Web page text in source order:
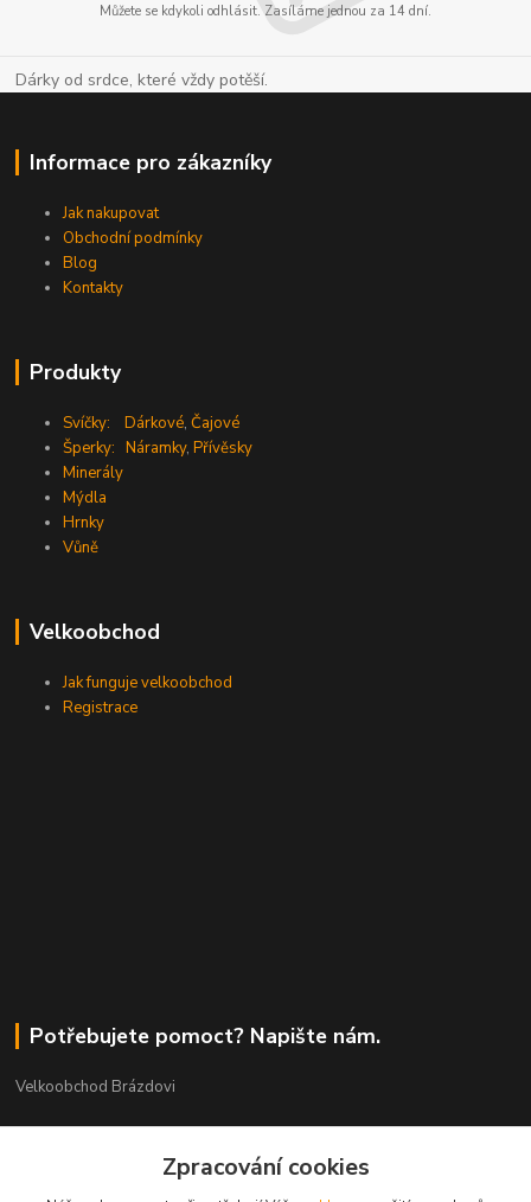
Můžete se kdykoli odhlásit. Zasíláme jednou za 14 dní.
Dárky od srdce, které vždy potěší.
Informace pro zákazníky
Jak nakupovat
Obchodní podmínky
Blog
Kontakty
Produkty
Svíčky: Dárkové,Čajové
Šperky: Náramky,Přívěsky
Minerály
Mýdla
Hrnky
Vůně
Velkoobchod
Jak funguje velkoobchod
Registrace
Potřebujete pomoct? Napište nám.
Velkoobchod Brázdovi
+420 602 565 661Zpracování cookies